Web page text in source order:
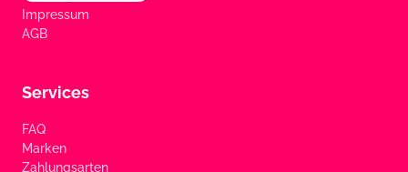
Impressum
AGB
Services
FAQ
Marken
Zahlungsarten